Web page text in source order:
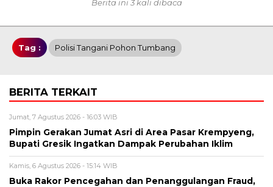
Berita ini 3 kali dibaca
Tag : Polisi Tangani Pohon Tumbang
BERITA TERKAIT
Jumat, 7 Agustus 2026 - 16:03 WIB
Pimpin Gerakan Jumat Asri di Area Pasar Krempyeng,
Bupati Gresik Ingatkan Dampak Perubahan Iklim
Kamis, 6 Agustus 2026 - 15:14 WIB
Buka Rakor Pencegahan dan Penanggulangan Fraud,